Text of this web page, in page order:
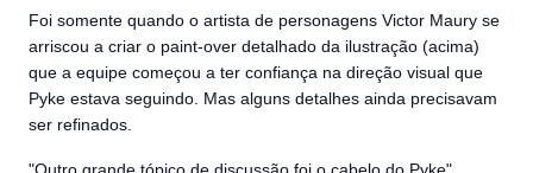
Foi somente quando o artista de personagens Victor Maury se
arriscou a criar o paint-over detalhado da ilustração (acima)
que a equipe começou a ter confiança na direção visual que
Pyke estava seguindo. Mas alguns detalhes ainda precisavam
ser refinados.
"Outro grande tópico de discussão foi o cabelo do Pyke",